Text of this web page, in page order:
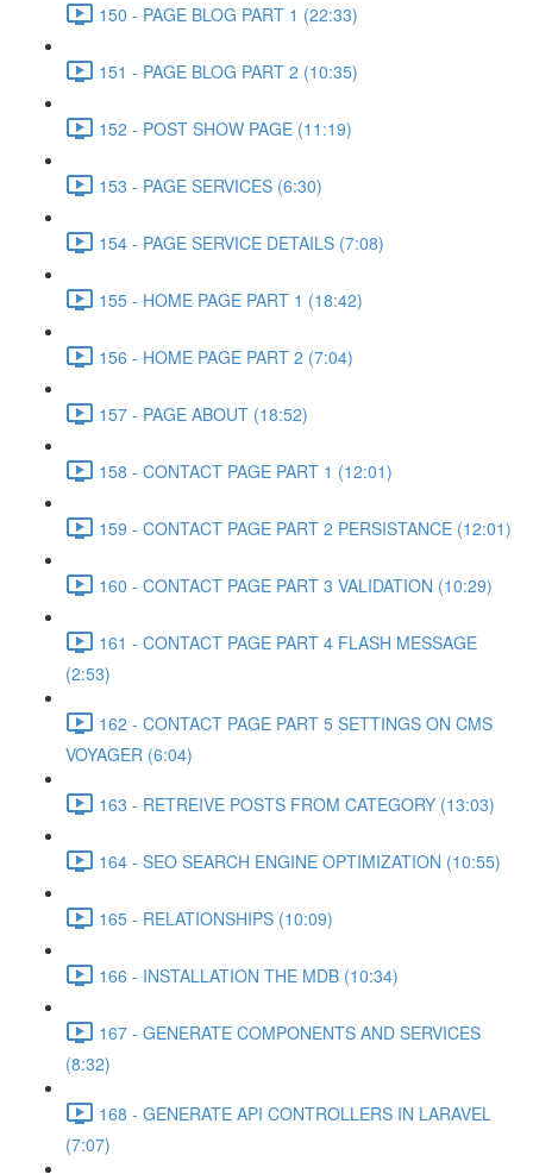
150 - PAGE BLOG PART 1 (22:33)
151 - PAGE BLOG PART 2 (10:35)
152 - POST SHOW PAGE (11:19)
153 - PAGE SERVICES (6:30)
154 - PAGE SERVICE DETAILS (7:08)
155 - HOME PAGE PART 1 (18:42)
156 - HOME PAGE PART 2 (7:04)
157 - PAGE ABOUT (18:52)
158 - CONTACT PAGE PART 1 (12:01)
159 - CONTACT PAGE PART 2 PERSISTANCE (12:01)
160 - CONTACT PAGE PART 3 VALIDATION (10:29)
161 - CONTACT PAGE PART 4 FLASH MESSAGE
(2:53)
162 - CONTACT PAGE PART 5 SETTINGS ON CMS
VOYAGER (6:04)
163 - RETREIVE POSTS FROM CATEGORY (13:03)
164 - SEO SEARCH ENGINE OPTIMIZATION (10:55)
165 - RELATIONSHIPS (10:09)
166 - INSTALLATION THE MDB (10:34)
167 - GENERATE COMPONENTS AND SERVICES
(8:32)
168 - GENERATE API CONTROLLERS IN LARAVEL
(7:07)